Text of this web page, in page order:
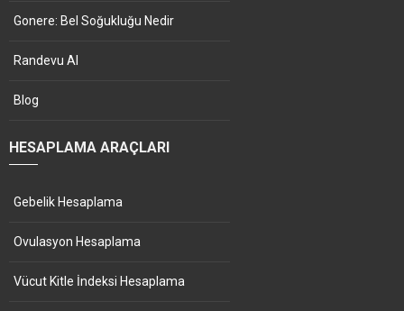
Gonere: Bel Soğukluğu Nedir
Randevu Al
Blog
HESAPLAMA ARAÇLARI
Gebelik Hesaplama
Ovulasyon Hesaplama
Vücut Kitle İndeksi Hesaplama